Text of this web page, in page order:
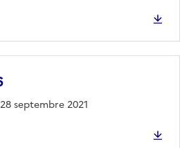
septembre 2021